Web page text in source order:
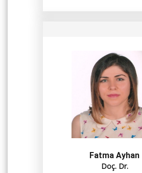
Fatma Ayhan
Doç. Dr.